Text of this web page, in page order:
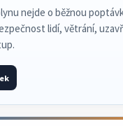
nejde o běžnou
lidí, větrání,